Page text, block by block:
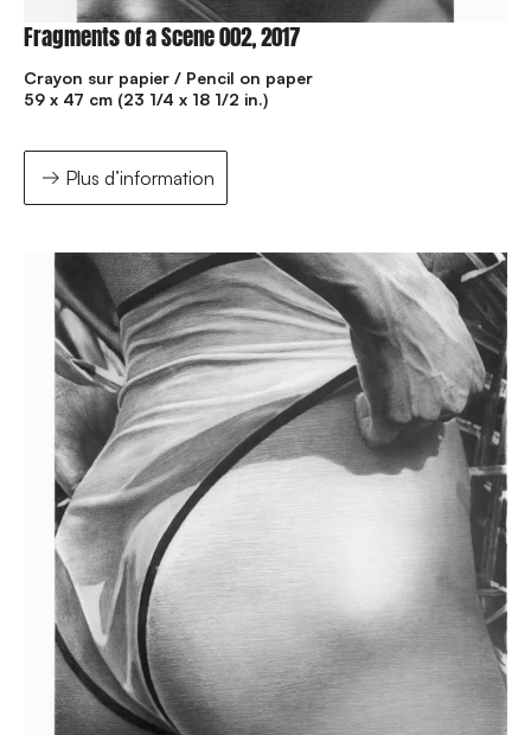
Fragments of a Scene 002, 2017
Crayon sur papier / Pencil on paper
59 x 47 cm (23 1/4 x 18 1/2 in.)
Plus d’information